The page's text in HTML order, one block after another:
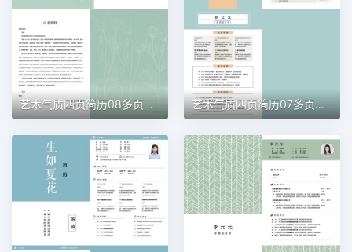
艺术气质四页简历08多页简历word模板 艺术气质四页简历07多页简历word模板